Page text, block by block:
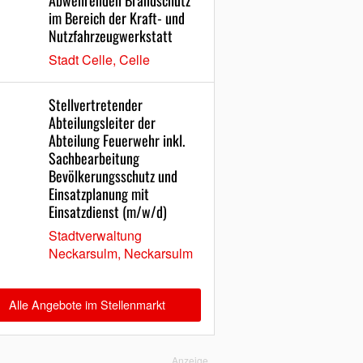
im Bereich der Kraft- und
Nutzfahrzeugwerkstatt
Stadt Celle, Celle
Stellvertretender
Abteilungsleiter der
Abteilung Feuerwehr inkl.
Sachbearbeitung
Bevölkerungsschutz und
Einsatzplanung mit
Einsatzdienst (m/w/d)
Stadtverwaltung
Neckarsulm, Neckarsulm
Alle Angebote im Stellenmarkt
Anzeige